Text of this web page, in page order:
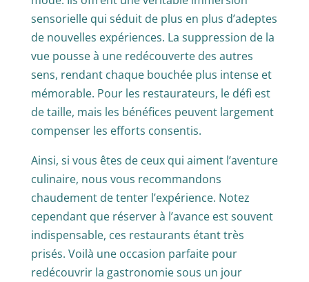
sensorielle qui séduit de plus en plus d’adeptes
de nouvelles expériences. La suppression de la
vue pousse à une redécouverte des autres
sens, rendant chaque bouchée plus intense et
mémorable. Pour les restaurateurs, le défi est
de taille, mais les bénéfices peuvent largement
compenser les efforts consentis.
Ainsi, si vous êtes de ceux qui aiment l’aventure
culinaire, nous vous recommandons
chaudement de tenter l’expérience. Notez
cependant que réserver à l’avance est souvent
indispensable, ces restaurants étant très
prisés. Voilà une occasion parfaite pour
redécouvrir la gastronomie sous un jour